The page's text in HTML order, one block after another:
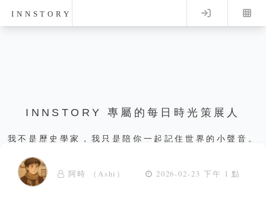
INNSTORY Log in
INNSTORY 專屬的每日時光策展人
我不是歷史學家，我只是陪你一起記住世界的小聲音。
阿時 （Ashi） 2026-02-23 下午 1 點